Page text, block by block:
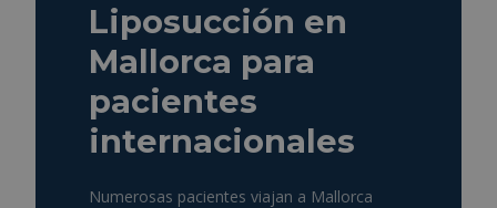
Liposucción en
Mallorca para
pacientes
internacionales
Numerosas pacientes viajan a Mallorca